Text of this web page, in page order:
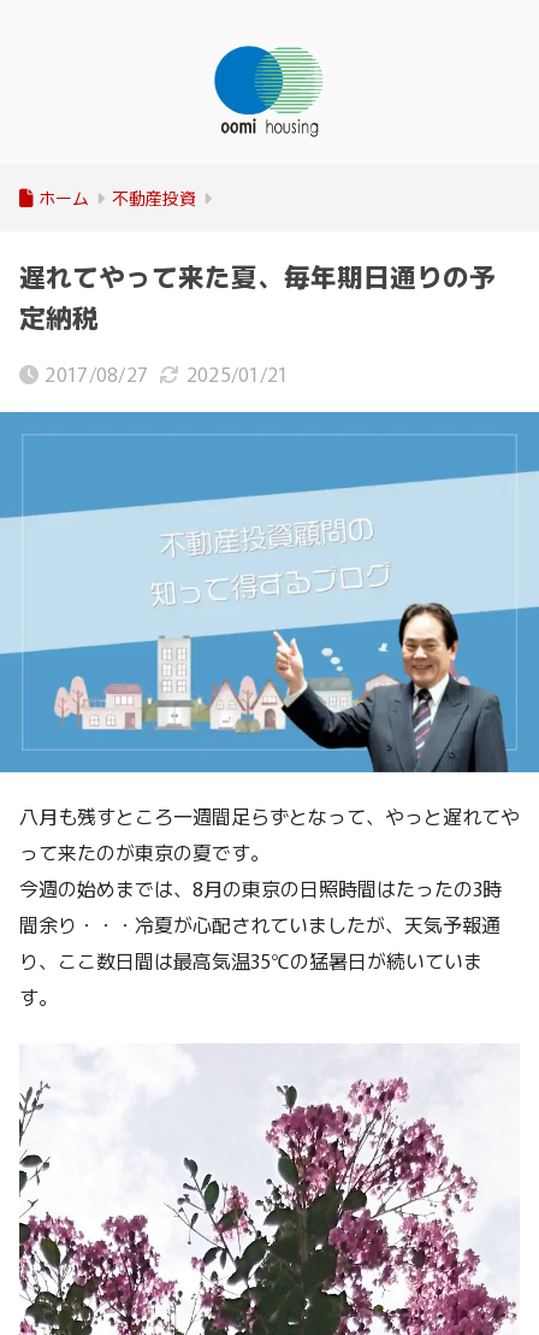
ホーム 不動産投資
遅れてやって来た夏、毎年期日通りの予
定納税
2017/08/27 2025/01/21
八月も残すところ一週間足らずとなって、やっと遅れてや
って来たのが東京の夏です。
今週の始めまでは、8月の東京の日照時間はたったの3時
間余り・・・冷夏が心配されていましたが、天気予報通
り、ここ数日間は最高気温35℃の猛暑日が続いていま
す。